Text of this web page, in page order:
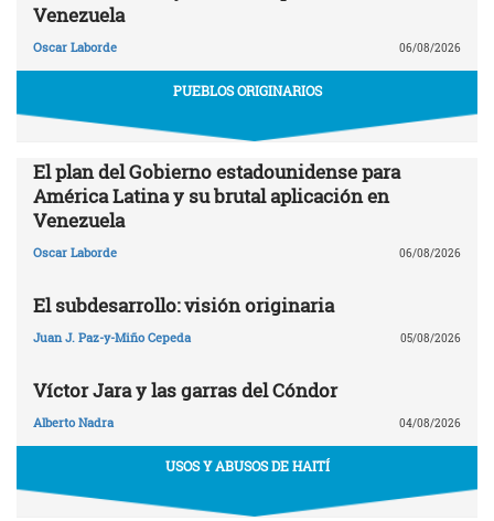
Venezuela
Oscar Laborde 06/08/2026
PUEBLOS ORIGINARIOS
El plan del Gobierno estadounidense para
América Latina y su brutal aplicación en
Venezuela
Oscar Laborde 06/08/2026
El subdesarrollo: visión originaria
Juan J. Paz-y-Miño Cepeda 05/08/2026
Víctor Jara y las garras del Cóndor
Alberto Nadra 04/08/2026
USOS Y ABUSOS DE HAITÍ